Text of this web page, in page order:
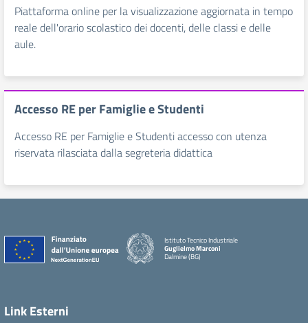
Piattaforma online per la visualizzazione aggiornata in tempo
reale dell'orario scolastico dei docenti, delle classi e delle
aule.
Accesso RE per Famiglie e Studenti
Accesso RE per Famiglie e Studenti accesso con utenza
riservata rilasciata dalla segreteria didattica
Istituto Tecnico Industriale
Guglielmo Marconi
Dalmine (BG)
Link Esterni